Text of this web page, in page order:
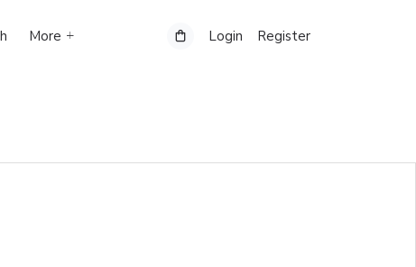
More Login Register